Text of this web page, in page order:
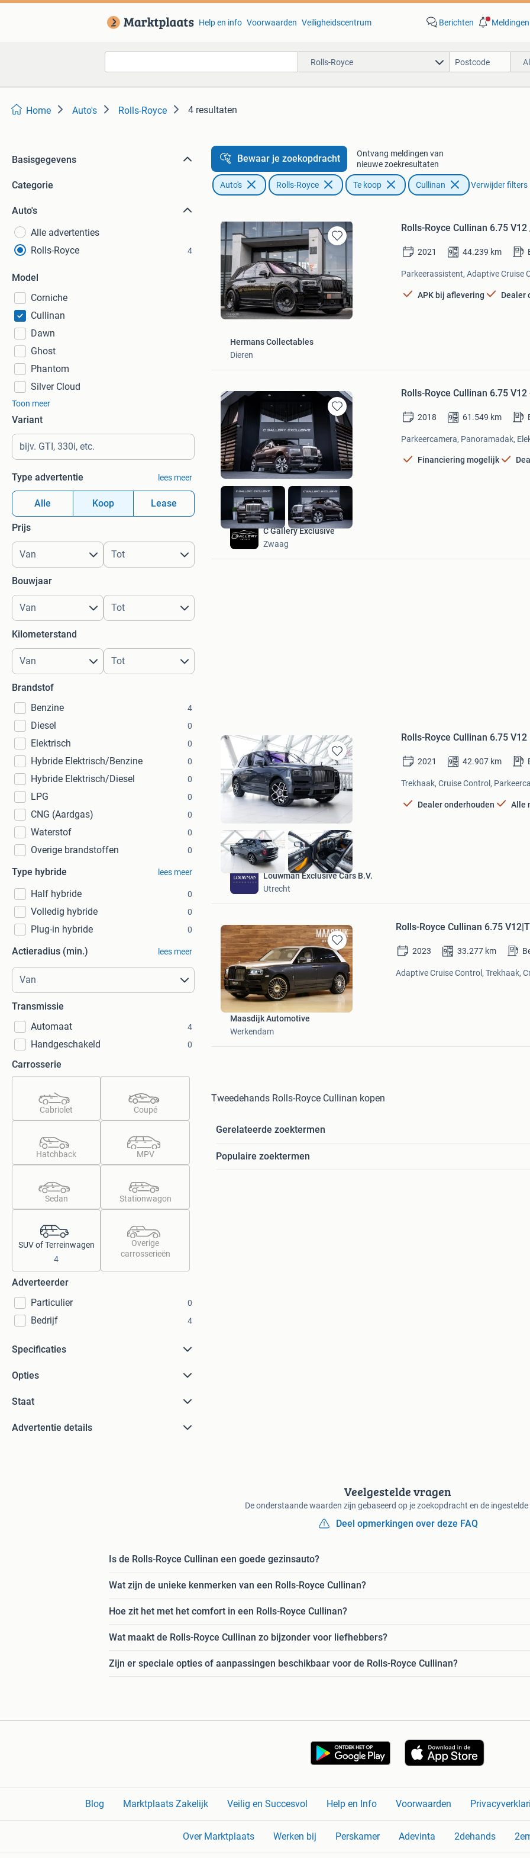
Help en info Voorwaarden Veiligheidscentrum Berichten Meldingen
Rolls-Royce
Home Auto's Rolls-Royce 4 resultaten
Basisgegevens
Categorie
Auto's
Alle advertenties
Rolls-Royce
4
Model
Corniche
Cullinan
Dawn
Ghost
Phantom
Silver Cloud
Toon meer
Variant
Type advertentie lees meer
Alle Koop Lease
Prijs
Bouwjaar
Kilometerstand
Brandstof
Benzine
4
Diesel 0
Elektrisch 0
Hybride Elektrisch/Benzine 0
Hybride Elektrisch/Diesel 0
LPG 0
CNG (Aardgas) 0
Waterstof 0
Overige brandstoffen 0
Type hybride lees meer
Half hybride 0
Volledig hybride 0
Plug-in hybride 0
Actieradius (min.) lees meer
Transmissie
Automaat
4
Handgeschakeld 0
Carrosserie
Cabriolet Coupé
Hatchback MPV
Sedan Stationwagon
SUV of Terreinwagen
4
Overige
carrosserieën
Adverteerder
Particulier
0
Bedrijf 4
Specificaties
Opties
Staat
Advertentie details
Bewaar je zoekopdracht
Ontvang meldingen van
nieuwe zoekresultaten
Auto's Rolls-Royce Te koop Cullinan Verwijder filters
Bewaren
Mijn
Favorieten
Rolls-Royce Cullinan 6.75
2021 44.239 km
Parkeerassistent, Adaptive Cruise
APK bij aflevering Dealer
Hermans Collectables
Dieren
Bewaren
Mijn
Favorieten
Rolls-Royce Cullinan 6.75
2018 61.549 km
Parkeercamera, Panoramadak,
Financiering mogelijk
C Gallery Exclusive
Zwaag
Bewaren
in
Mijn
Favorieten
Rolls-Royce Cullinan 6.75
2021 42.907 km
Trekhaak, Cruise Control,
Dealer onderhouden Alle
Louwman Exclusive Cars B.V.
Utrecht
Bewaren
in
Mijn
Favorieten
Rolls-Royce Cullinan 6.75
2023 33.277 km
Adaptive Cruise Control, Trekhaak,
Maasdijk Automotive
Werkendam
Tweedehands Rolls-Royce Cullinan kopen
Gerelateerde zoektermen
Populaire zoektermen
Veelgestelde vragen
De onderstaande waarden zijn gebaseerd op je zoekopdracht en de
Deel opmerkingen over deze FAQ
Is de Rolls-Royce Cullinan een goede gezinsauto?
Wat zijn de unieke kenmerken van een Rolls-Royce Cullinan?
Hoe zit het met het comfort in een Rolls-Royce Cullinan?
Wat maakt de Rolls-Royce Cullinan zo bijzonder voor liefhebbers?
Zijn er speciale opties of aanpassingen beschikbaar voor de Rolls-Royce Cullinan?
Blog Marktplaats Zakelijk Veilig en Succesvol Help en Info Voorwaarden
Over Marktplaats Werken bij Perskamer Adevinta 2dehands